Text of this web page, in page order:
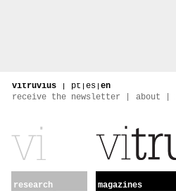
vitruvius | pt | es | en
receive the newsletter
about
research
magazines